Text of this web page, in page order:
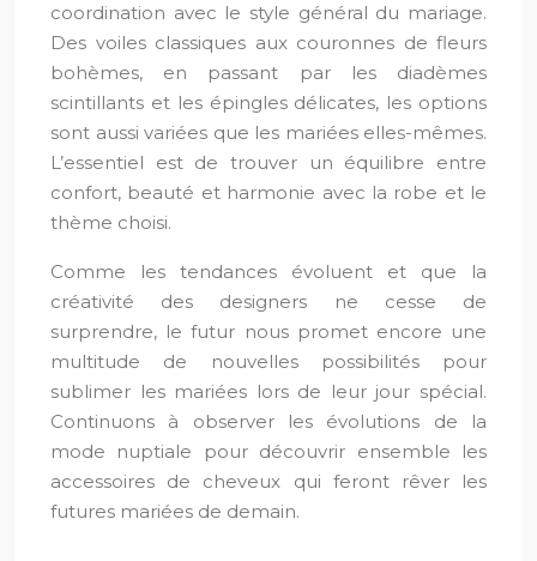
coordination avec le style général du mariage.
Des voiles classiques aux couronnes de fleurs
bohèmes, en passant par les diadèmes
scintillants et les épingles délicates, les options
sont aussi variées que les mariées elles-mêmes.
L’essentiel est de trouver un équilibre entre
confort, beauté et harmonie avec la robe et le
thème choisi.
Comme les tendances évoluent et que la
créativité des designers ne cesse de
surprendre, le futur nous promet encore une
multitude de nouvelles possibilités pour
sublimer les mariées lors de leur jour spécial.
Continuons à observer les évolutions de la
mode nuptiale pour découvrir ensemble les
accessoires de cheveux qui feront rêver les
futures mariées de demain.